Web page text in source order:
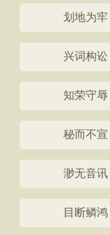
划地为牢
兴词构讼
知荣守辱
秘而不宣
渺无音讯
目断鳞鸿